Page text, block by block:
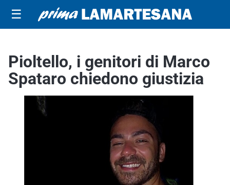
☰
Pioltello, i genitori di Marco
Spataro chiedono giustizia